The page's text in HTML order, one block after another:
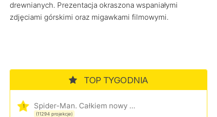
drewnianych. Prezentacja okraszona wspaniałymi
zdjęciami górskimi oraz migawkami filmowymi.
TOP TYGODNIA
1 Spider-Man. Całkiem nowy dzień
(11294 projekcje)